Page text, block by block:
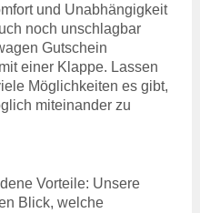
und Unabhängigkeit
noch unschlagbar
Gutschein
einer Klappe. Lassen
Möglichkeiten es gibt,
miteinander zu
Vorteile: Unsere
Blick, welche